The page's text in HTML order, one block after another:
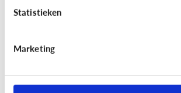
Statistieken
Marketing